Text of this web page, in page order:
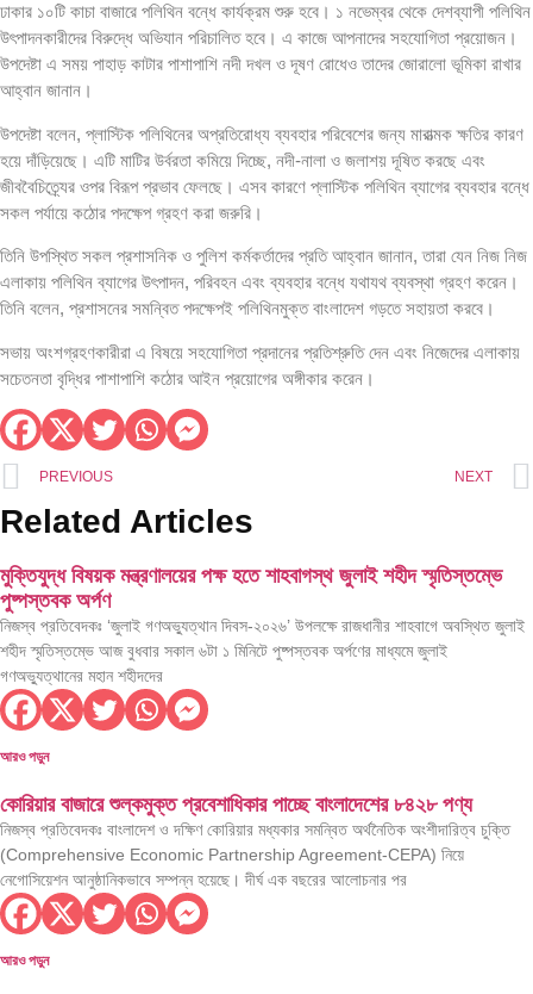
ঢাকার ১০টি কাচা বাজারে পলিথিন বন্ধে কার্যক্রম শুরু হবে। ১ নভেম্বর থেকে দেশব্যাপী পলিথিন
উৎপাদনকারীদের বিরুদ্ধে অভিযান পরিচালিত হবে। এ কাজে আপনাদের সহযোগিতা প্রয়োজন।
উপদেষ্টা এ সময় পাহাড় কাটার পাশাপাশি নদী দখল ও দূষণ রোধেও তাদের জোরালো ভূমিকা রাখার
আহ্বান জানান।
উপদেষ্টা বলেন, প্লাস্টিক পলিথিনের অপ্রতিরোধ্য ব্যবহার পরিবেশের জন্য মারাত্মক ক্ষতির কারণ
হয়ে দাঁড়িয়েছে। এটি মাটির উর্বরতা কমিয়ে দিচ্ছে, নদী-নালা ও জলাশয় দূষিত করছে এবং
জীববৈচিত্র্যের ওপর বিরূপ প্রভাব ফেলছে। এসব কারণে প্লাস্টিক পলিথিন ব্যাগের ব্যবহার বন্ধে
সকল পর্যায়ে কঠোর পদক্ষেপ গ্রহণ করা জরুরি।
তিনি উপস্থিত সকল প্রশাসনিক ও পুলিশ কর্মকর্তাদের প্রতি আহ্বান জানান, তারা যেন নিজ নিজ
এলাকায় পলিথিন ব্যাগের উৎপাদন, পরিবহন এবং ব্যবহার বন্ধে যথাযথ ব্যবস্থা গ্রহণ করেন।
তিনি বলেন, প্রশাসনের সমন্বিত পদক্ষেপই পলিথিনমুক্ত বাংলাদেশ গড়তে সহায়তা করবে।
সভায় অংশগ্রহণকারীরা এ বিষয়ে সহযোগিতা প্রদানের প্রতিশ্রুতি দেন এবং নিজেদের এলাকায়
সচেতনতা বৃদ্ধির পাশাপাশি কঠোর আইন প্রয়োগের অঙ্গীকার করেন।
PREVIOUS NEXT
Related Articles
মুক্তিযুদ্ধ বিষয়ক মন্ত্রণালয়ের পক্ষ হতে শাহবাগস্থ জুলাই শহীদ স্মৃতিস্তম্ভে
পুষ্পস্তবক অর্পণ
নিজস্ব প্রতিবেদকঃ ‘জুলাই গণঅভ্যুত্থান দিবস-২০২৬’ উপলক্ষে রাজধানীর শাহবাগে অবস্থিত জুলাই
শহীদ স্মৃতিস্তম্ভে আজ বুধবার সকাল ৬টা ১ মিনিটে পুষ্পস্তবক অর্পণের মাধ্যমে জুলাই
গণঅভ্যুত্থানের মহান শহীদদের
আরও পড়ুন
কোরিয়ার বাজারে শুল্কমুক্ত প্রবেশাধিকার পাচ্ছে বাংলাদেশের ৮৪২৮ পণ্য
নিজস্ব প্রতিবেদকঃ বাংলাদেশ ও দক্ষিণ কোরিয়ার মধ্যকার সমন্বিত অর্থনৈতিক অংশীদারিত্ব চুক্তি
(Comprehensive Economic Partnership Agreement-CEPA) নিয়ে
নেগোসিয়েশন আনুষ্ঠানিকভাবে সম্পন্ন হয়েছে। দীর্ঘ এক বছরের আলোচনার পর
আরও পড়ুন